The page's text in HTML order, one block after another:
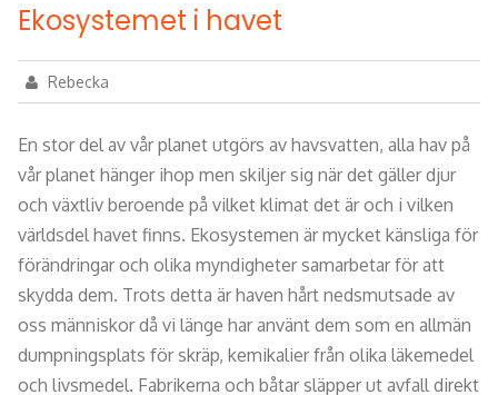
Ekosystemet i havet
Rebecka
En stor del av vår planet utgörs av havsvatten, alla hav på
vår planet hänger ihop men skiljer sig när det gäller djur
och växtliv beroende på vilket klimat det är och i vilken
världsdel havet finns. Ekosystemen är mycket känsliga för
förändringar och olika myndigheter samarbetar för att
skydda dem. Trots detta är haven hårt nedsmutsade av
oss människor då vi länge har använt dem som en allmän
dumpningsplats för skräp, kemikalier från olika läkemedel
och livsmedel. Fabrikerna och båtar släpper ut avfall direkt